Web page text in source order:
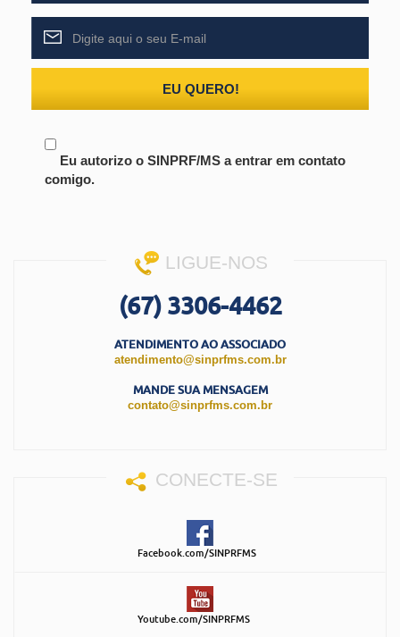
EU QUERO!
Eu autorizo o SINPRF/MS a entrar em contato
comigo.
LIGUE-NOS
(67) 3306-4462
ATENDIMENTO AO ASSOCIADO
atendimento@sinprfms.com.br
MANDE SUA MENSAGEM
contato@sinprfms.com.br
CONECTE-SE
Facebook.com/SINPRFMS
Youtube.com/SINPRFMS